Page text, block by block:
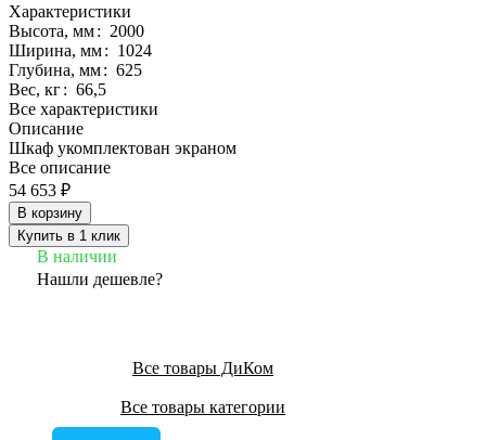
Характеристики
Высота, мм: 2000
Ширина, мм: 1024
Глубина, мм: 625
Вес, кг: 66,5
Все характеристики
Описание
Шкаф укомплектован экраном
Все описание
54 653 ₽
В корзину
Купить в 1 клик
В наличии
Нашли дешевле?
Все товары ДиКом
Все товары категории